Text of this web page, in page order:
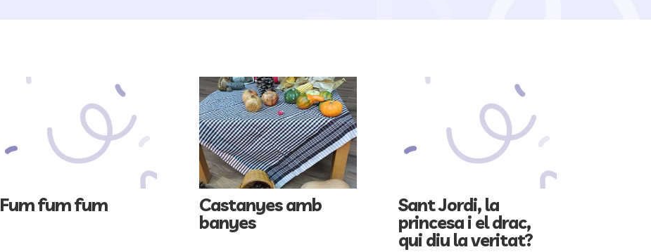
Fum fum fum
Castanyes amb
banyes
Sant Jordi, la
princesa i el drac,
qui diu la veritat?